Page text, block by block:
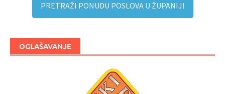
PRETRAŽI PONUDU POSLOVA U ŽUPANIJI
OGLAŠAVANJE